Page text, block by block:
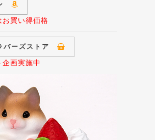
お買い得価格
バーズストア
企画実施中